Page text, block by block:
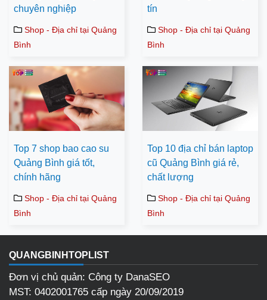
chuyên nghiệp
Shop - Địa chỉ tại Quảng
Bình
tín
Shop - Địa chỉ tại Quảng
Bình
Top 7 shop bao cao su
Quảng Bình giá tốt,
chính hãng
Shop - Địa chỉ tại Quảng
Bình
Top 10 địa chỉ bán laptop
cũ Quảng Bình giá rẻ,
chất lượng
Shop - Địa chỉ tại Quảng
Bình
QUANGBINHTOPLIST
Đơn vị chủ quản: Công ty DanaSEO
MST: 0402001765 cấp ngày 20/09/2019